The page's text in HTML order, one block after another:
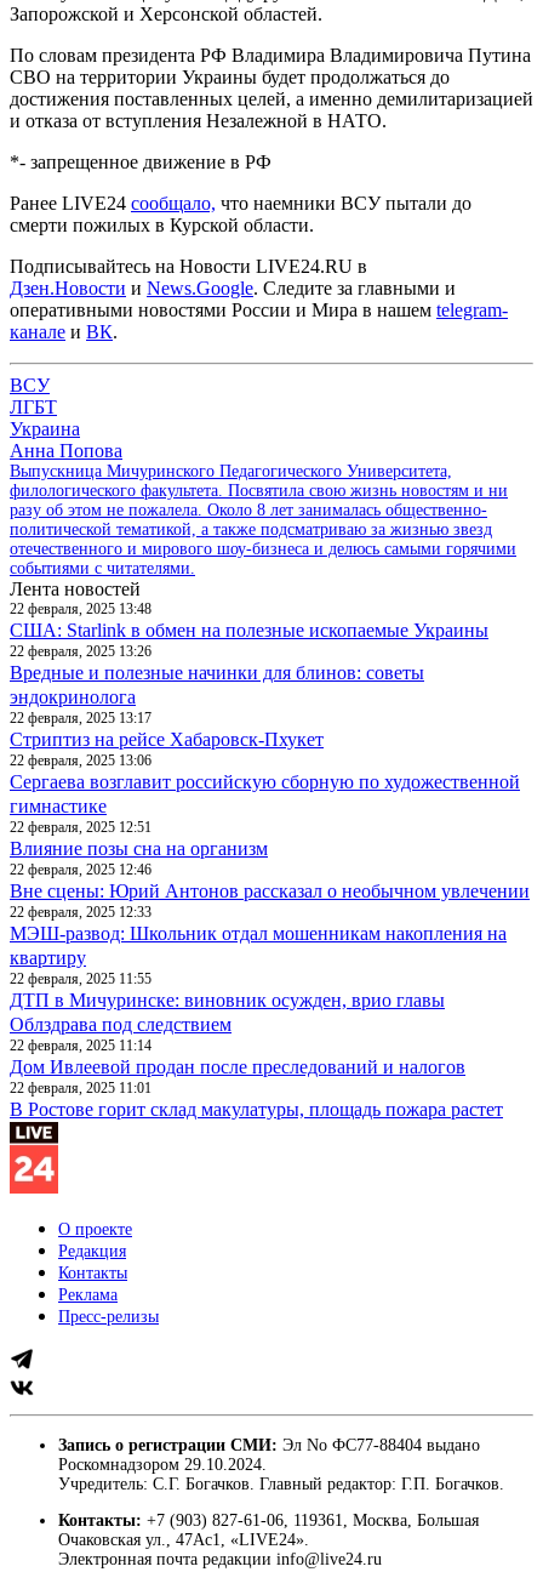
Запорожской и Херсонской областей.
По словам президента РФ Владимира Владимировича Путина
СВО на территории Украины будет продолжаться до
достижения поставленных целей, а именно демилитаризацией
и отказа от вступления Незалежной в НАТО.
*- запрещенное движение в РФ
Ранее LIVE24 сообщало, что наемники ВСУ пытали до
смерти пожилых в Курской области.
Подписывайтесь на Новости LIVE24.RU в
Дзен.Новости и News.Google. Следите за главными и
оперативными новостями России и Мира в нашем telegram-
канале и ВК.
ВСУ
ЛГБТ
Украина
Анна Попова
Выпускница Мичуринского Педагогического Университета,
филологического факультета. Посвятила свою жизнь новостям и ни
разу об этом не пожалела. Около 8 лет занималась общественно-
политической тематикой, а также подсматриваю за жизнью звезд
отечественного и мирового шоу-бизнеса и делюсь самыми горячими
событиями с читателями.
Лента новостей
22 февраля, 2025 13:48
США: Starlink в обмен на полезные ископаемые Украины
22 февраля, 2025 13:26
Вредные и полезные начинки для блинов: советы
эндокринолога
22 февраля, 2025 13:17
Стриптиз на рейсе Хабаровск-Пхукет
22 февраля, 2025 13:06
Сергаева возглавит российскую сборную по художественной
гимнастике
22 февраля, 2025 12:51
Влияние позы сна на организм
22 февраля, 2025 12:46
Вне сцены: Юрий Антонов рассказал о необычном увлечении
22 февраля, 2025 12:33
МЭШ-развод: Школьник отдал мошенникам накопления на
квартиру
22 февраля, 2025 11:55
ДТП в Мичуринске: виновник осужден, врио главы
Облздрава под следствием
22 февраля, 2025 11:14
Дом Ивлеевой продан после преследований и налогов
22 февраля, 2025 11:01
В Ростове горит склад макулатуры, площадь пожара растет
О проекте
Редакция
Контакты
Реклама
Пресс-релизы
Запись о регистрации СМИ: Эл No ФС77-88404 выдано
Роскомнадзором 29.10.2024.
Учредитель: С.Г. Богачков. Главный редактор: Г.П. Богачков.
Контакты: +7 (903) 827-61-06, 119361, Москва, Большая
Очаковская ул., 47Ас1, «LIVE24».
Электронная почта редакции info@live24.ru